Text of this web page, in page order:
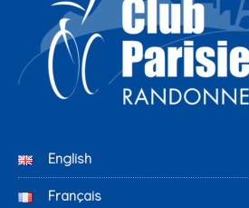
English
Français